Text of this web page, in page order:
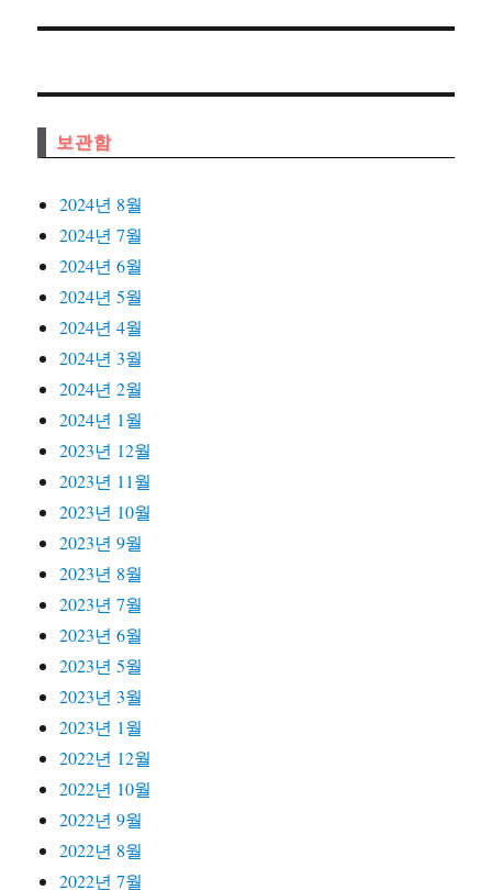
보관함
2024년 8월
2024년 7월
2024년 6월
2024년 5월
2024년 4월
2024년 3월
2024년 2월
2024년 1월
2023년 12월
2023년 11월
2023년 10월
2023년 9월
2023년 8월
2023년 7월
2023년 6월
2023년 5월
2023년 3월
2023년 1월
2022년 12월
2022년 10월
2022년 9월
2022년 8월
2022년 7월